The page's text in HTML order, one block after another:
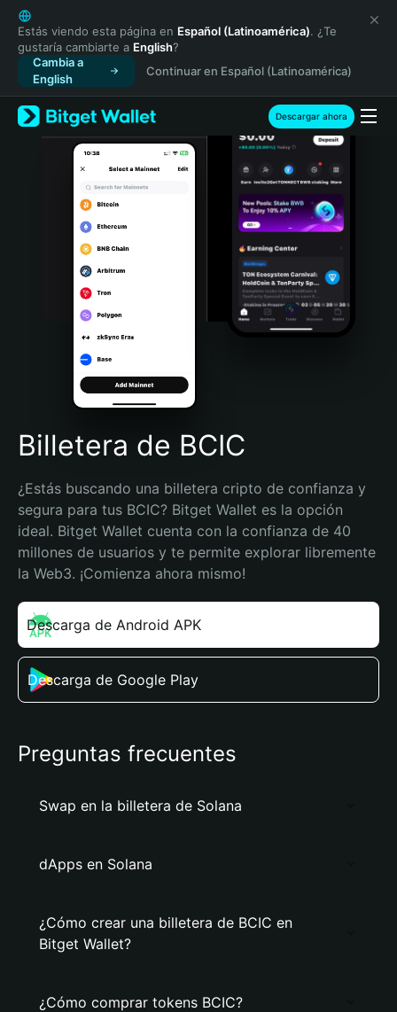
English
日本語
Tiếng Việt
Русский
Español (Latinoamérica)
Türkçe
Italiano
Português (Portugal)
Bahasa Indonesia
Português (Brasil)
Español (Argentina)
Estás viendo esta página en Español (Latinoamérica). ¿Te
gustaría cambiarte a English?
Cambia a
English
Continuar en Español (Latinoamérica)
Descargar ahora
Billetera de BCIC
¿Estás buscando una billetera cripto de confianza y
segura para tus BCIC? Bitget Wallet es la opción
ideal. Bitget Wallet cuenta con la confianza de 40
millones de usuarios y te permite explorar libremente
la Web3. ¡Comienza ahora mismo!
Descarga de Android APK
Descarga de Google Play
Preguntas frecuentes
Swap en la billetera de Solana
dApps en Solana
¿Cómo crear una billetera de BCIC en
Bitget Wallet?
¿Cómo comprar tokens BCIC?